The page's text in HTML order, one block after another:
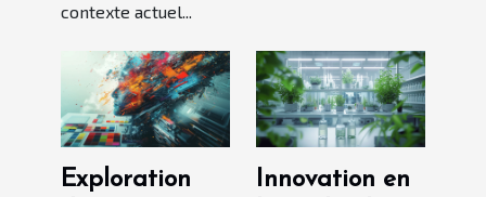
contexte actuel...
Exploration
Innovation en